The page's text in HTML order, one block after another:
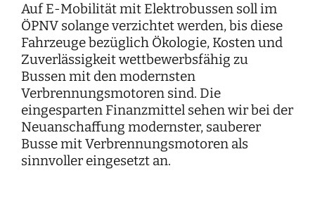
Auf E-Mobilität mit Elektrobussen soll im
ÖPNV solange verzichtet werden, bis diese
Fahrzeuge bezüglich Ökologie, Kosten und
Zuverlässigkeit wettbewerbsfähig zu
Bussen mit den modernsten
Verbrennungsmotoren sind. Die
eingesparten Finanzmittel sehen wir bei der
Neuanschaffung modernster, sauberer
Busse mit Verbrennungsmotoren als
sinnvoller eingesetzt an.